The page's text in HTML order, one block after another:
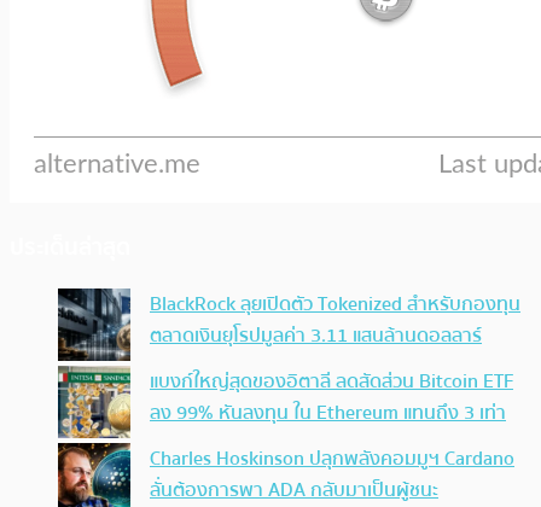
BlackRock ลุยเปิดตัว Tokenized สำหรับกองทุน
ตลาดเงินยุโรปมูลค่า 3.11 แสนล้านดอลลาร์
แบงก์ใหญ่สุดของอิตาลี ลดสัดส่วน Bitcoin ETF
ลง 99% หันลงทุน ใน Ethereum แทนถึง 3 เท่า
Charles Hoskinson ปลุกพลังคอมมูฯ Cardano
ลั่นต้องการพา ADA กลับมาเป็นผู้ชนะ